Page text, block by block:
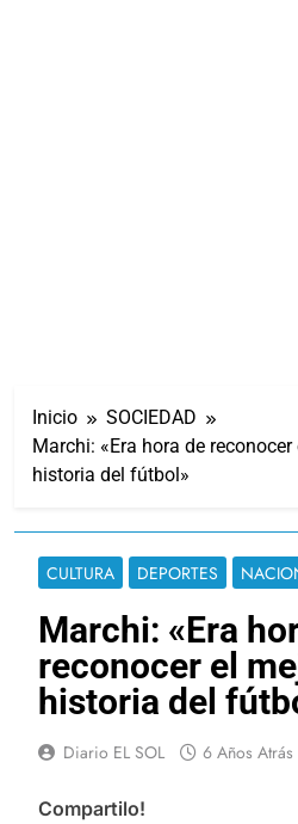
Inicio
SOCIEDAD
Marchi: «Era hora de
historia del fútbol»
CULTURA DEPORTES
Marchi: «Era
reconocer el
historia del
Diario EL SOL 6 Años Atrás
Compartilo!